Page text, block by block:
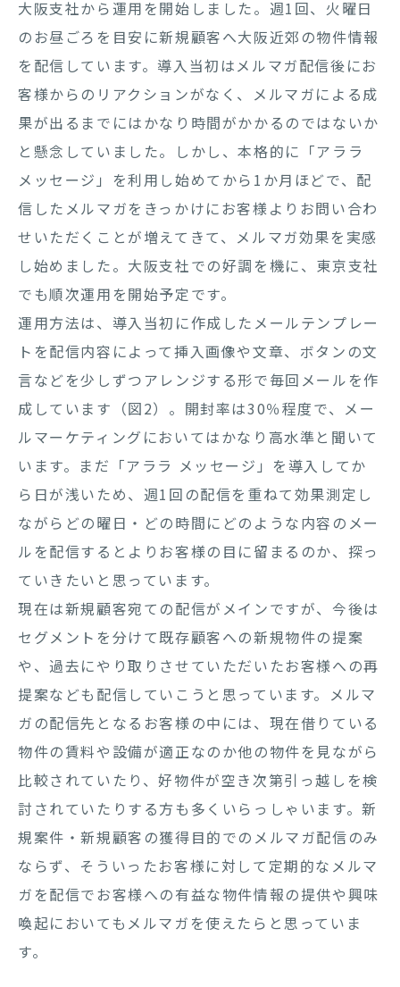
大阪支社から運用を開始しました。週1回、火曜日
のお昼ごろを目安に新規顧客へ大阪近郊の物件情報
を配信しています。導入当初はメルマガ配信後にお
客様からのリアクションがなく、メルマガによる成
果が出るまでにはかなり時間がかかるのではないか
と懸念していました。しかし、本格的に「アララ
メッセージ」を利用し始めてから1か月ほどで、配
信したメルマガをきっかけにお客様よりお問い合わ
せいただくことが増えてきて、メルマガ効果を実感
し始めました。大阪支社での好調を機に、東京支社
でも順次運用を開始予定です。
運用方法は、導入当初に作成したメールテンプレー
トを配信内容によって挿入画像や文章、ボタンの文
言などを少しずつアレンジする形で毎回メールを作
成しています（図2）。開封率は30％程度で、メー
ルマーケティングにおいてはかなり高水準と聞いて
います。まだ「アララ メッセージ」を導入してか
ら日が浅いため、週1回の配信を重ねて効果測定し
ながらどの曜日・どの時間にどのような内容のメー
ルを配信するとよりお客様の目に留まるのか、探っ
ていきたいと思っています。
現在は新規顧客宛ての配信がメインですが、今後は
セグメントを分けて既存顧客への新規物件の提案
や、過去にやり取りさせていただいたお客様への再
提案なども配信していこうと思っています。メルマ
ガの配信先となるお客様の中には、現在借りている
物件の賃料や設備が適正なのか他の物件を見ながら
比較されていたり、好物件が空き次第引っ越しを検
討されていたりする方も多くいらっしゃいます。新
規案件・新規顧客の獲得目的でのメルマガ配信のみ
ならず、そういったお客様に対して定期的なメルマ
ガを配信でお客様への有益な物件情報の提供や興味
喚起においてもメルマガを使えたらと思っていま
す。